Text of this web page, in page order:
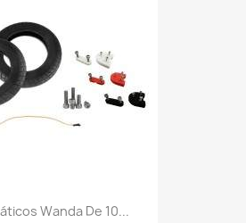
Wanda De 10...